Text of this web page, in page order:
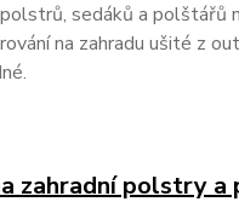
sedáků a polštářů
na zahradu ušité z
zahradní polstry a